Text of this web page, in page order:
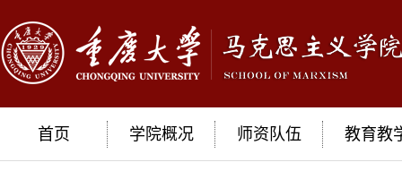
首页 学院概况 师资队伍 教育教